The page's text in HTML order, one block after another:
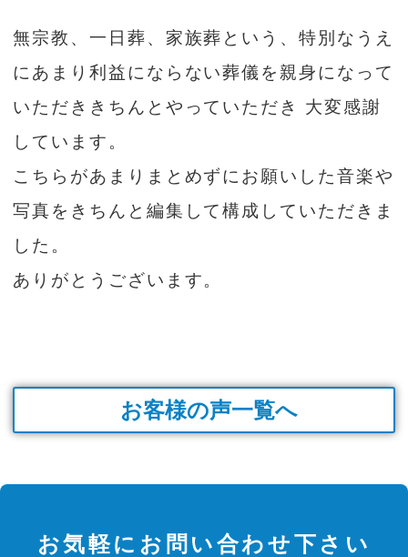
無宗教、一日葬、家族葬という、特別なうえ
にあまり利益にならない葬儀を親身になって
いただききちんとやっていただき 大変感謝
しています。
こちらがあまりまとめずにお願いした音楽や
写真をきちんと編集して構成していただきま
した。
ありがとうございます。
お客様の声一覧へ
お気軽にお問い合わせ下さい